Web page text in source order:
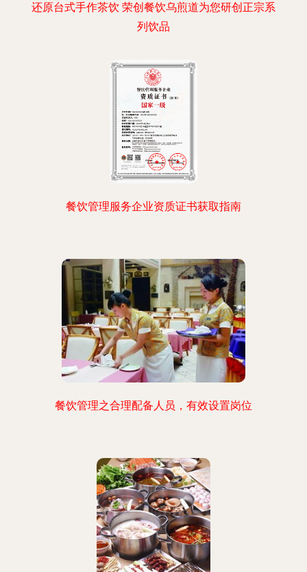
还原台式手作茶饮 荣创餐饮乌煎道为您研创正宗系
列饮品
餐饮管理服务企业资质证书获取指南
餐饮管理之合理配备人员，有效设置岗位